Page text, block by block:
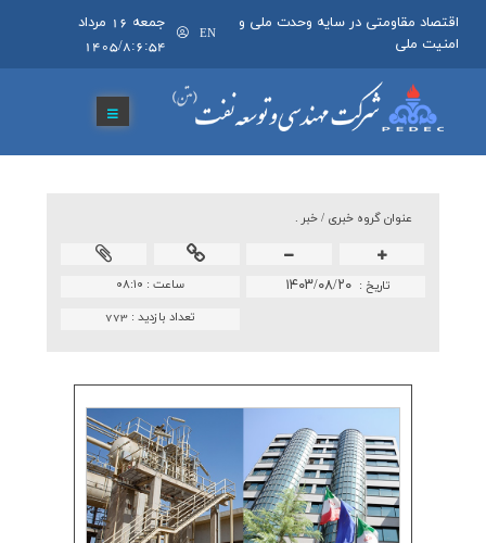
اقتصاد مقاومتی در سایه وحدت ملی و
امنیت ملی
EN
جمعه 16 مرداد
1405/8:6:54
عنوان گروه خبري /خبر .
ساعت : ۰۸:۱۰ تاريخ : ۱۴۰۳/۰۸/۲۰
تعداد بازدید :773